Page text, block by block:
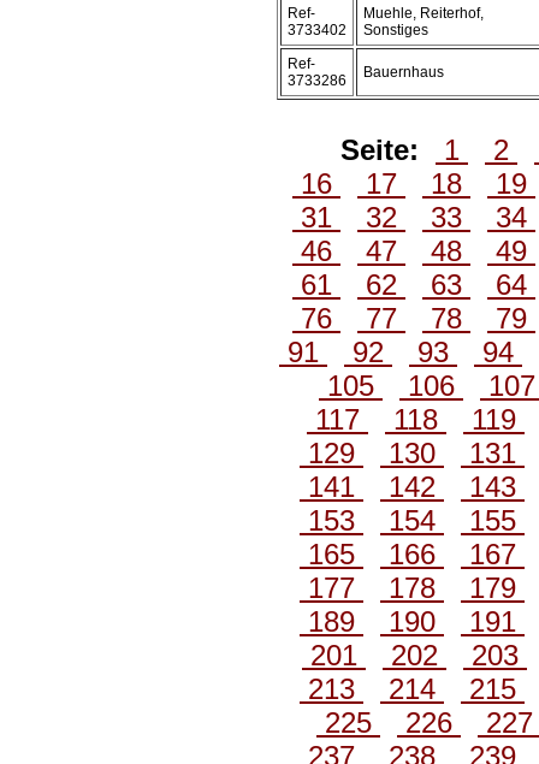
Ref-
3733402
Muehle, Reiterhof,
Sonstiges
Ref-
3733286
Bauernhaus
Seite: 1 2
16
17 18
19
31
32 33
34
46
47 48
49
61
62 63
64
76
77 78
79
91
92 93
94
105
106
117
118
119
129
130
131
141
142
143
153
154
155
165
166
167
177
178
179
189
190
191
201
202
203
213
214
215
225
226
237
238
239